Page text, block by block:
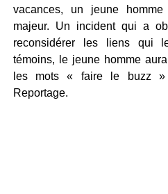
vacances, un jeune
majeur. Un incident qui a
reconsidérer les liens qui
témoins, le jeune homme
les mots « faire le buzz »
Reportage.